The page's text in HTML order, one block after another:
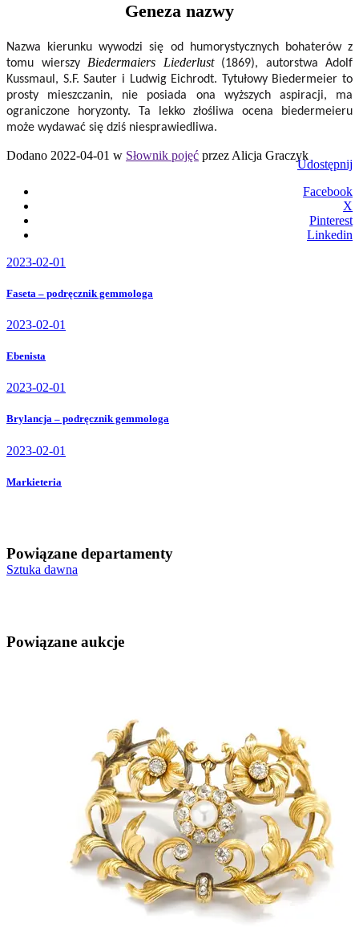
Geneza nazwy
Nazwa kierunku wywodzi się od humorystycznych bohaterów z
tomu wierszy Biedermaiers Liederlust(1869), autorstwa Adolf
Kussmaul, S.F. Sauter i Ludwig Eichrodt. Tytułowy Biedermeier to
prosty mieszczanin, nie posiada ona wyższych aspiracji, ma
ograniczone horyzonty. Ta lekko złośliwa ocena biedermeieru
może wydawać się dziś niesprawiedliwa.
Dodano 2022-04-01 w Słownik pojęć przez Alicja Graczyk
Udostępnij
Facebook
X
Pinterest
Linkedin
2023-02-01
Faseta – podręcznik gemmologa
2023-02-01
Ebenista
2023-02-01
Brylancja – podręcznik gemmologa
2023-02-01
Markieteria
Powiązane departamenty
Sztuka dawna
Powiązane aukcje